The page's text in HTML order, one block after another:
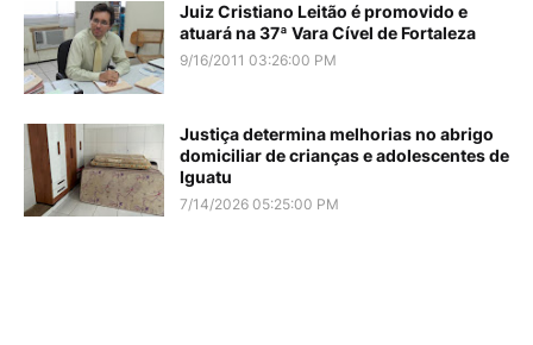
Juiz Cristiano Leitão é promovido e
atuará na 37ª Vara Cível de Fortaleza
9/16/2011 03:26:00 PM
Justiça determina melhorias no abrigo
domiciliar de crianças e adolescentes de
Iguatu
7/14/2026 05:25:00 PM